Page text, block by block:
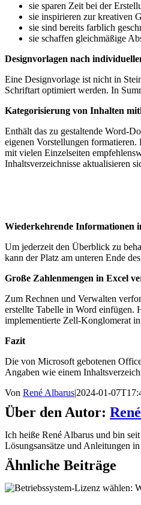
sie sparen Zeit bei der
sie inspirieren zur kreativen
sie sind bereits farblich
sie schaffen gleichmäßige
Designvorlagen nach
Eine Designvorlage ist nicht in
Schriftart optimiert werden. In
Kategorisierung von Inhalten
Enthält das zu gestaltende Word-
eigenen Vorstellungen
mit vielen Einzelseiten
Inhaltsverzeichnisse aktualisieren
Wiederkehrende Informationen
Um jederzeit den Überblick zu
kann der Platz am unteren Ende
Große Zahlenmengen in Excel
Zum Rechnen und Verwalten
erstellte Tabelle in Word einfügen.
implementierte Zell-Konglomerat
Fazit
Die von Microsoft gebotenen
Angaben wie einem
Von René Albarus|2024-01-
Über den Autor:
Ich heiße René Albarus und bin
Lösungsansätze und Anleitungen
Ähnliche Beiträge